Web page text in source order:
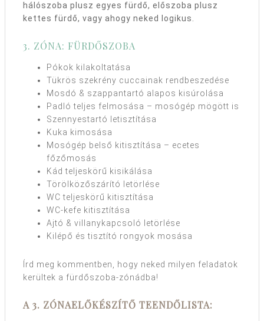
hálószoba plusz egyes fürdő, előszoba plusz
kettes fürdő, vagy ahogy neked logikus.
3. ZÓNA: FÜRDŐSZOBA
Pókok kilakoltatása
Tükrös szekrény cuccainak rendbeszedése
Mosdó & szappantartó alapos kisúrolása
Padló teljes felmosása – mosógép mögött is
Szennyestartó letisztítása
Kuka kimosása
Mosógép belső kitisztítása – ecetes
főzőmosás
Kád teljeskörű kisikálása
Törölközőszárító letörlése
WC teljeskörű kitisztítása
WC-kefe kitisztítása
Ajtó & villanykapcsoló letörlése
Kilépő és tisztító rongyok mosása
Írd meg kommentben, hogy neked milyen feladatok
kerültek a fürdőszoba-zónádba!
A 3. ZÓNAELŐKÉSZÍTŐ TEENDŐLISTA: